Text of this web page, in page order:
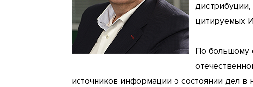
дистрибуции,
цитируемых
По большому
источников информации о состоянии дел